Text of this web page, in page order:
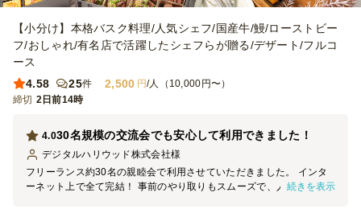
【小分け】本格バスク料理/人気シェフ/国産牛/鰻/ローストビー
フ/おしゃれ/有名店で活躍したシェフらが贈る/デザート/フルコ
ース
4.58
25件 2,500 円/人（10,000円〜）
締切 2日前14時
30名規模の交流会でも安心して利用できました！
4.0
デジタルハリウッド株式会社様
フリーランス約30名の親睦会で利用させていただきました。 インタ
ーネット上で全て完結！ 事前のやり取りもスムーズで、人数変更や
続きを表示